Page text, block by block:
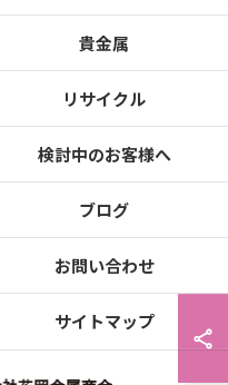
貴金属
リサイクル
検討中のお客様へ
ブログ
お問い合わせ
サイトマップ